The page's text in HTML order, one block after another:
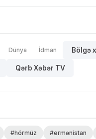
Dünya İdman Bölgə
Qərb Xəbər TV
#hörmüz #ermənistan